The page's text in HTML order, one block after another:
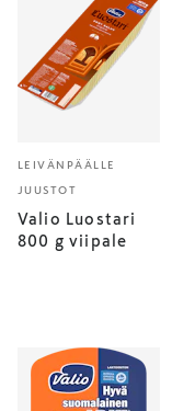
LEIVÄNPÄÄLLE
JUUSTOT
Valio Luostari
800 g viipale